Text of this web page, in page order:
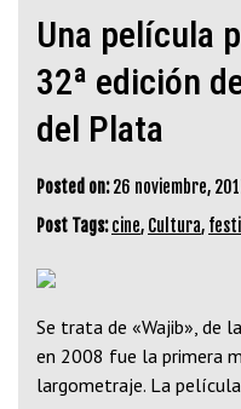
Una película
32ª edición
del Plata
Posted on: 26 noviembre,
Post Tags:cine, Cultura,
Se trata de «Wajib», de
en 2008 fue la primera
largometraje. La